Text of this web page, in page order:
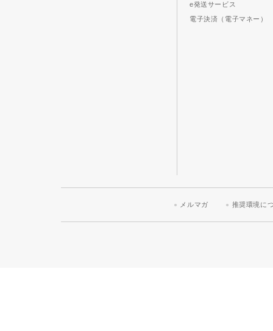
e発送サービス
電子決済（電子マネー）
メルマガ 推奨環境に